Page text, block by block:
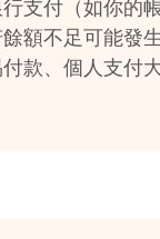
支付（如你的
額不足可能發
款、個人支付